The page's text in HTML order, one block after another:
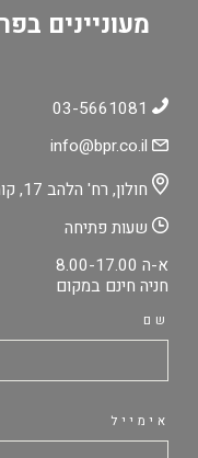
מעוניינים
חולון, רח' הלהב 17, קומה ב' יחידה C-07
שעות פתיחה
א-ה 8.00-17.00
חניה חינם במקום
שם
אימייל